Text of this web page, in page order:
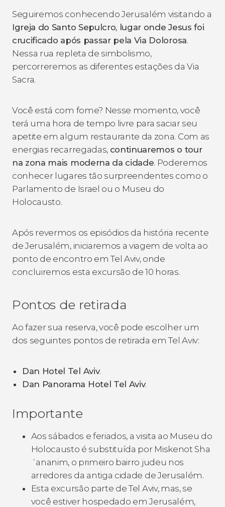
Seguiremos conhecendo Jerusalém visitando a
Igreja do Santo Sepulcro, lugar onde Jesus foi
crucificado após passar pela Via Dolorosa.
Nessa rua repleta de simbolismo,
percorreremos as diferentes estações da Via
Sacra.
Você está com fome? Nesse momento, você
terá uma hora de tempo livre para saciar seu
apetite em algum restaurante da zona. Com as
energias recarregadas, continuaremos o tour
na zona mais moderna da cidade. Poderemos
conhecer lugares tão surpreendentes como o
Parlamento de Israel ou o Museu do
Holocausto.
Após revermos os episódios da história recente
de Jerusalém, iniciaremos a viagem de volta ao
ponto de encontro em Tel Aviv, onde
concluiremos esta excursão de 10 horas.
Pontos de retirada
Ao fazer sua reserva, você pode escolher um
dos seguintes pontos de retirada em Tel Aviv:
Dan Hotel Tel Aviv.
Dan Panorama Hotel Tel Aviv.
Importante
Aos sábados e feriados, a visita ao Museu do
Holocausto é substituída por Miskenot Sha
´ananim, o primeiro bairro judeu nos
arredores da antiga cidade de Jerusalém.
Esta excursão parte de Tel Aviv, mas, se
você estiver hospedado em Jerusalém,